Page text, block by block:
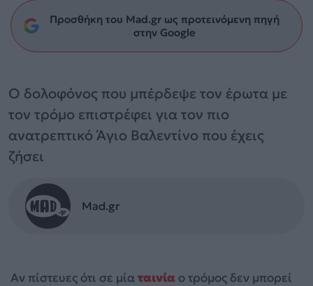
Προσθήκη του Mad.gr ως προτεινόμενη πηγή
στην Google
Ο δολοφόνος που μπέρδεψε τον έρωτα με
τον τρόμο επιστρέφει για τον πιο
ανατρεπτικό Άγιο Βαλεντίνο που έχεις
ζήσει
Mad.gr
Αν πίστευες ότι σε μίαταινία ο τρόμος δεν μπορεί